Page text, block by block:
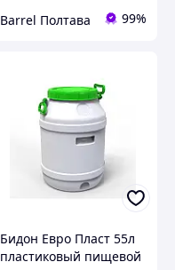
Barrel Полтава 99%
Бидон Евро Пласт 55л
пластиковый пищевой